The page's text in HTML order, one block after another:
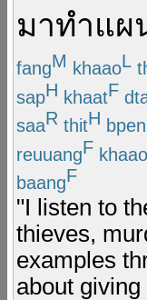
มาทำแผ
fangM khaaoL
sapH khaatF
saaR thitH bpen
reuuangF khaao
baangF
"I listen to
thieves,
examples
about